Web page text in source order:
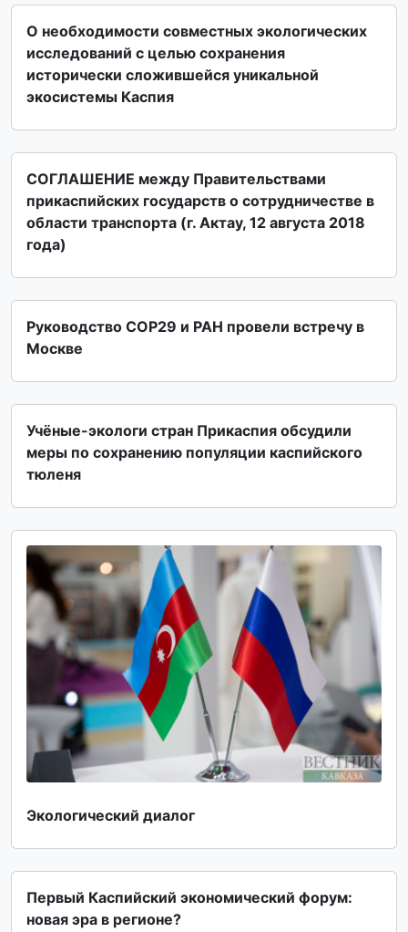
О необходимости совместных экологических
исследований с целью сохранения
исторически сложившейся уникальной
экосистемы Каспия
СОГЛАШЕНИЕ между Правительствами
прикаспийских государств о сотрудничестве в
области транспорта (г. Актау, 12 августа 2018
года)
Руководство СОР29 и РАН провели встречу в
Москве
Учёные-экологи стран Прикаспия обсудили
меры по сохранению популяции каспийского
тюленя
Экологический диалог
Первый Каспийский экономический форум:
новая эра в регионе?